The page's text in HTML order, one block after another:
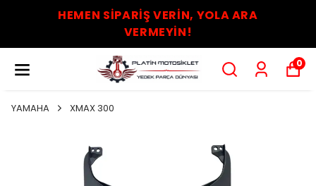
HEMEN SİPARİŞ VERİN, YOLA ARA
VERMEYİN!
0
YAMAHA XMAX 300